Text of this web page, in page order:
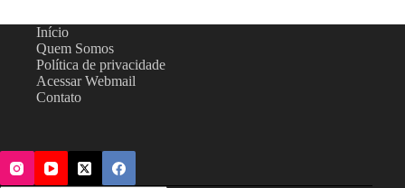
Início
Quem Somos
Política de privacidade
Acessar Webmail
Contato